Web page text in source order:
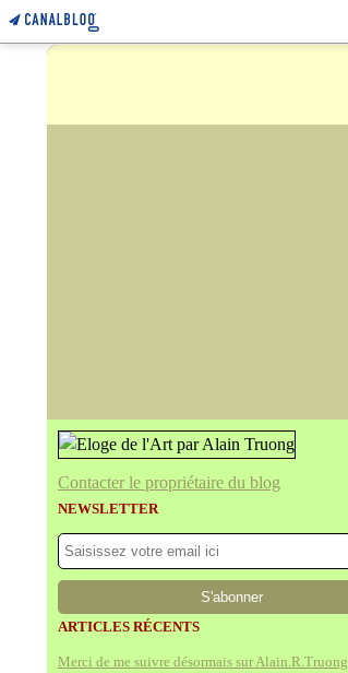
Contacter le propriétaire du blog
NEWSLETTER
ARTICLES RÉCENTS
Merci de me suivre désormais sur Alain.R.Truong